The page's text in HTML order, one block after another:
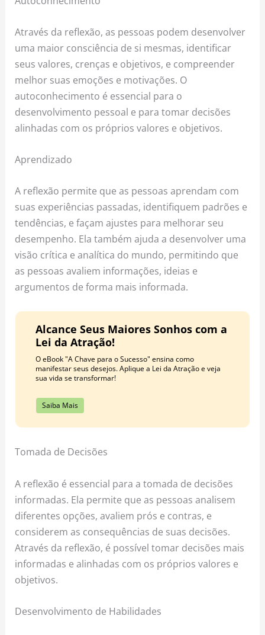
Através da reflexão, as pessoas podem desenvolver
uma maior consciência de si mesmas, identificar
seus valores, crenças e objetivos, e compreender
melhor suas emoções e motivações. O
autoconhecimento é essencial para o
desenvolvimento pessoal e para tomar decisões
alinhadas com os próprios valores e objetivos.
Aprendizado
A reflexão permite que as pessoas aprendam com
suas experiências passadas, identifiquem padrões e
tendências, e façam ajustes para melhorar seu
desempenho. Ela também ajuda a desenvolver uma
visão crítica e analítica do mundo, permitindo que
as pessoas avaliem informações, ideias e
argumentos de forma mais informada.
Alcance Seus Maiores Sonhos com a
Lei da Atração!
O eBook "A Chave para o Sucesso" ensina como
manifestar seus desejos. Aplique a Lei da Atração e veja
sua vida se transformar!
Saiba Mais
Tomada de Decisões
A reflexão é essencial para a tomada de decisões
informadas. Ela permite que as pessoas analisem
diferentes opções, avaliem prós e contras, e
considerem as consequências de suas decisões.
Através da reflexão, é possível tomar decisões mais
informadas e alinhadas com os próprios valores e
objetivos.
Desenvolvimento de Habilidades